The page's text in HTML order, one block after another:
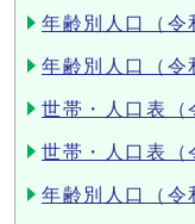
年齢別人口（令
年齢別人口（令
世帯・人口表（
世帯・人口表（
年齢別人口（令